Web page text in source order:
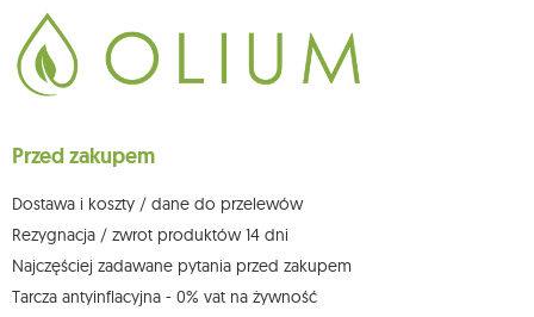
Dane będą przetwarzane w celu wysyłki newslettera i przechowywane do
chwili rezygnacji z subskrypcji.
Przysługuje Ci prawo do żądania dostępu do swoich danych osobowych,
ich sprostowania, usunięcia, ograniczenia przetwarzania, wniesienia
sprzeciwu wobec przetwarzania swoich danych oraz prawo do
którego dokonano na podstawie zgody przed jej cofnięciem. W tym celu
możesz kontaktować się z działem obsługi klienta Mouton Interactive pod
Więcej informacji: www.mouton.pl/ODO
Przed zakupem
Dostawa i koszty / dane do przelewów
Rezygnacja / zwrot produktów 14 dni
Najczęściej zadawane pytania przed zakupem
Tarcza antyinflacyjna - 0% vat na żywność